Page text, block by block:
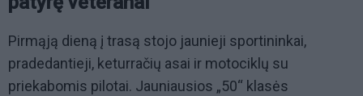
Pirmąją dieną į trasą stojo jaunieji sportininkai,
pradedantieji, keturračių asai ir motociklų su
priekabomis pilotai. Jauniausios „50“ klasės